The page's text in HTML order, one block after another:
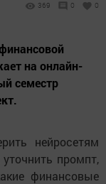
369 0 0
на онлайн-
семестр
нейросетям
промпт,
финансовые